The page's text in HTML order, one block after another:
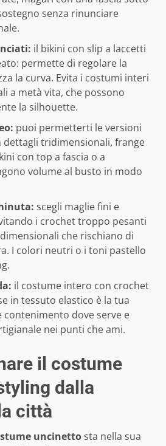
senza rinunciare
il bikini con slip a laccetti
permette di regolare la
la curva. Evita i costumi interi
a metà vita, che possono
la silhouette.
puoi permetterti le versioni
dettagli tridimensionali, frange
con top a fascia o a
volume al busto in modo
scegli maglie fini e
i crochet troppo pesanti
che rischiano di
I colori neutri o i toni pastello
il costume intero con crochet
in tessuto elastico è la tua
contenimento dove serve e
nei punti che ami.
il costume
dalla
città
uncinettosta nella sua